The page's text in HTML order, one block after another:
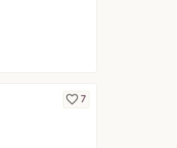
favorite_border7